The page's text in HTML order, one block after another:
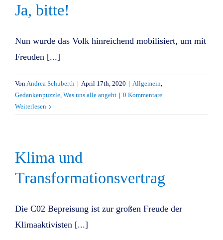
Ja, bitte!
Nun wurde das Volk hinreichend mobilisiert, um mit
Freuden [...]
VonAndrea Schuberth | April 17th, 2020 | Allgemein,
Gedankenpuzzle, Was uns alle angeht | 0 Kommentare
Weiterlesen
Klima und
Transformationsvertrag
Die C02 Bepreisung ist zur großen Freude der
Klimaaktivisten [...]